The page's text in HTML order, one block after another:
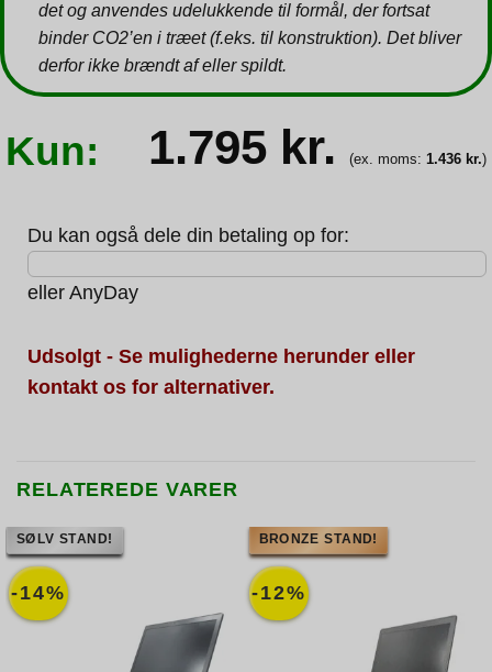
det og anvendes udelukkende til formål, der fortsat
binder CO2’en i træet (f.eks. til konstruktion). Det bliver
derfor ikke brændt af eller spildt.
Kun: 1.795 kr. (ex. moms: 1.436 kr.)
Du kan også dele din betaling op for:
eller AnyDay
Udsolgt - Se mulighederne herunder eller
kontakt os for alternativer.
RELATEREDE VARER
-14%
SØLV STAND!
-12%
BRONZE STAND!